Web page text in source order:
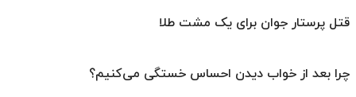
قتل پرستار جوان برای یک مشت طلا
چرا بعد از خواب دیدن احساس خستگی می‌کنیم؟